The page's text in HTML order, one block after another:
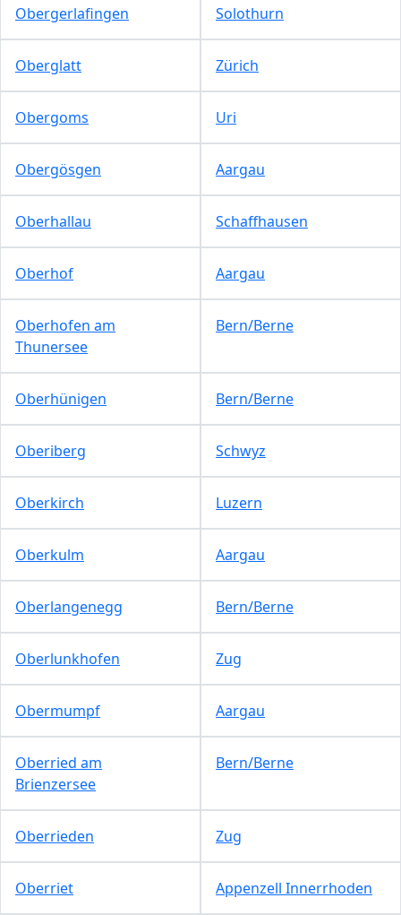
Obergerlafingen Solothurn
Oberglatt Zürich
Obergoms Uri
Obergösgen Aargau
Oberhallau Schaffhausen
Oberhof Aargau
Oberhofen am
Thunersee
Bern/Berne
Oberhünigen Bern/Berne
Oberiberg Schwyz
Oberkirch Luzern
Oberkulm Aargau
Oberlangenegg Bern/Berne
Oberlunkhofen Zug
Obermumpf Aargau
Oberried am
Brienzersee
Bern/Berne
Oberrieden Zug
Oberriet Appenzell Innerrhoden